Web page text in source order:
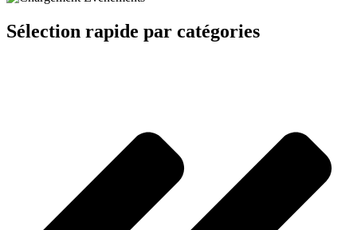
Sélection rapide par catégories